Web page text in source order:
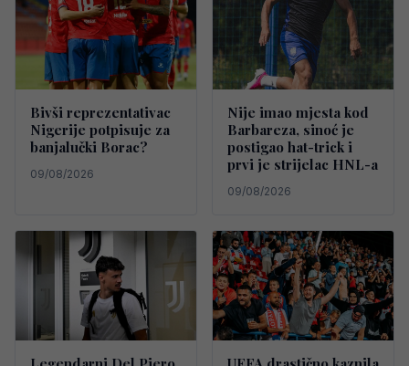
Bivši reprezentativac
Nigerije potpisuje za
banjalučki Borac?
09/08/2026
Nije imao mjesta kod
Barbareza, sinoć je
postigao hat-trick i
prvi je strijelac HNL-a
09/08/2026